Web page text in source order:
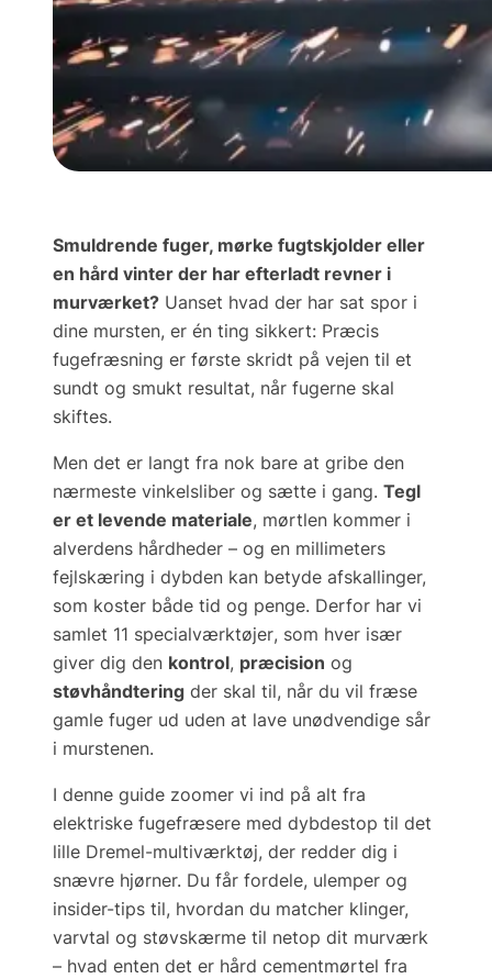
Smuldrende fuger, mørke fugtskjolder eller
en hård vinter der har efterladt revner i
murværket? Uanset hvad der har sat spor i
dine mursten, er én ting sikkert: Præcis
fugefræsning er første skridt på vejen til et
sundt og smukt resultat, når fugerne skal
skiftes.
Men det er langt fra nok bare at gribe den
nærmeste vinkelsliber og sætte i gang. Tegl
er et levende materiale, mørtlen kommer i
alverdens hårdheder – og en millimeters
fejlskæring i dybden kan betyde afskallinger,
som koster både tid og penge. Derfor har vi
samlet 11 specialværktøjer, som hver især
giver dig den kontrol, præcision og
støvhåndtering der skal til, når du vil fræse
gamle fuger ud uden at lave unødvendige sår
i murstenen.
I denne guide zoomer vi ind på alt fra
elektriske fugefræsere med dybdestop til det
lille Dremel-multiværktøj, der redder dig i
snævre hjørner. Du får fordele, ulemper og
insider-tips til, hvordan du matcher klinger,
varvtal og støvskærme til netop dit murværk
– hvad enten det er hård cementmørtel fra